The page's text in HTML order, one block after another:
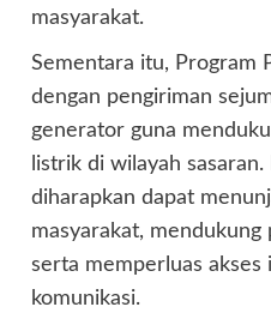
masyarakat.
Sementara itu, Program
dengan pengiriman
generator guna
listrik di wilayah
diharapkan dapat
masyarakat, mendukung
serta memperluas akses
komunikasi.